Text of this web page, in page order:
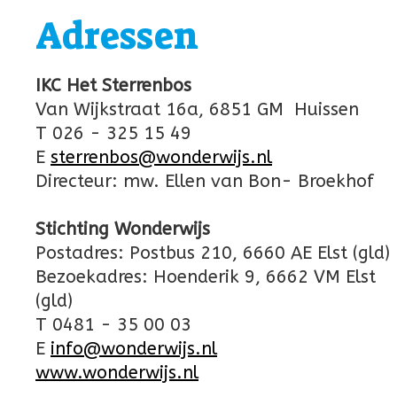
Adressen
IKC Het Sterrenbos
Van Wijkstraat 16a, 6851 GM Huissen
T 026 - 325 15 49
E sterrenbos@wonderwijs.nl
Directeur: mw. Ellen van Bon- Broekhof
Stichting Wonderwijs
Postadres: Postbus 210, 6660 AE Elst (gld)
Bezoekadres: Hoenderik 9, 6662 VM Elst
(gld)
T 0481 - 35 00 03
E info@wonderwijs.nl
www.wonderwijs.nl